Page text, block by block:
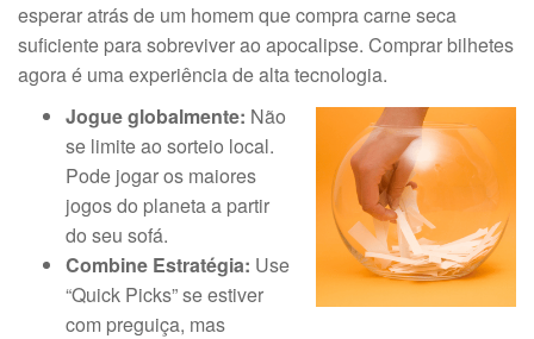
esperar atrás de um homem que compra carne seca
suficiente para sobreviver ao apocalipse. Comprar bilhetes
agora é uma experiência de alta tecnologia.
Jogue globalmente: Não
se limite ao sorteio local.
Pode jogar os maiores
jogos do planeta a partir
do seu sofá.
Combine Estratégia: Use
“Quick Picks” se estiver
com preguiça, mas